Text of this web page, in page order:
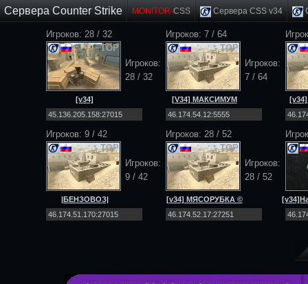
Сервера Counter Strike MONITOR-CSS Сервера CSS v34
Игроков: 28 / 32
TOP
Игроков:
28 / 32
[v34]
EXODUS_PROJECT
|PUBLIC|MULTIMOD|
Игроков: 7 / 64
TOP
Игроков:
7 / 64
[V34] МАКСИМУМ
[Public] 18+
Игроков: 9 / 42
TOP
Игроков:
9 / 42
|БЕНЗОВОЗ|
[DEATHMATCH] [NO-
STEAM|v34]
Игроков: 28 / 52
TOP
Игроков:
28 / 52
[v34] МЯСОРУБКА ©
2026 In-Teri [Public]
18+